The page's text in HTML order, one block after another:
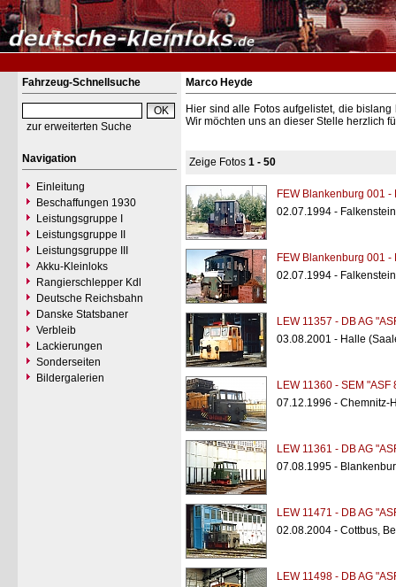
Fahrzeug-Schnellsuche
zur erweiterten Suche
Navigation
Einleitung
Beschaffungen 1930
Leistungsgruppe I
Leistungsgruppe II
Leistungsgruppe III
Akku-Kleinloks
Rangierschlepper Kdl
Deutsche Reichsbahn
Danske Statsbaner
Verbleib
Lackierungen
Sonderseiten
Bildergalerien
Marco Heyde
Hier sind alle Fotos aufgelistet, die
Wir möchten uns an dieser Stelle herzlich
Zeige Fotos 1 - 50
FEW Blankenburg 001 -
02.07.1994 -
FEW Blankenburg 001 -
02.07.1994 -
LEW 11357 - DB AG
03.08.2001 - Halle
LEW 11360 - SEM "ASF
07.12.1996 - Chemnitz-
LEW 11361 - DB AG
07.08.1995 -
LEW 11471 - DB AG
02.08.2004 - Cottbus,
LEW 11498 - DB AG